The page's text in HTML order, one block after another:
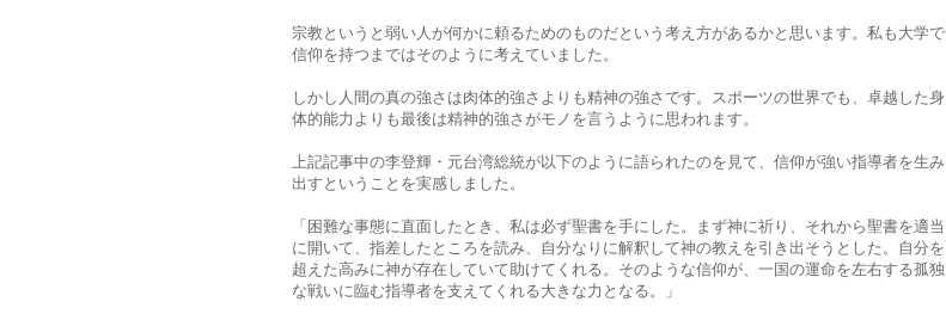
宗教というと弱い人が何かに頼るためのものだという考え方があるかと思います。私も大学で
信仰を持つまではそのように考えていました。
しかし人間の真の強さは肉体的強さよりも精神の強さです。スポーツの世界でも、卓越した身
体的能力よりも最後は精神的強さがモノを言うように思われます。
上記記事中の李登輝・元台湾総統が以下のように語られたのを見て、信仰が強い指導者を生み
出すということを実感しました。
「困難な事態に直面したとき、私は必ず聖書を手にした。まず神に祈り、それから聖書を適当
に開いて、指差したところを読み、自分なりに解釈して神の教えを引き出そうとした。自分を
超えた高みに神が存在していて助けてくれる。そのような信仰が、一国の運命を左右する孤独
な戦いに臨む指導者を支えてくれる大きな力となる。」